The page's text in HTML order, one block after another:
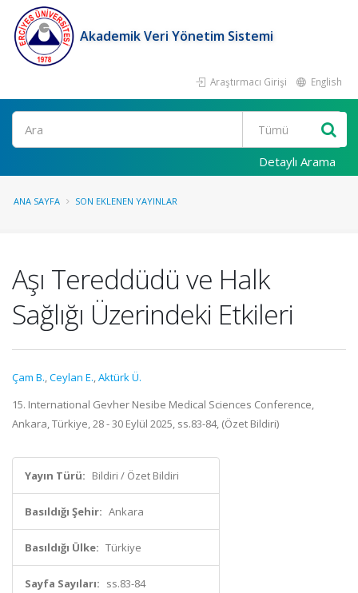
Akademik Veri Yönetim Sistemi
Araştırmacı Girişi English
Ara
Detaylı Arama
ANA SAYFA SON EKLENEN YAYINLAR
Aşı Tereddüdü ve Halk
Sağlığı Üzerindeki Etkileri
Çam B.,Ceylan E.,Aktürk Ü.
15. International Gevher Nesibe Medical Sciences Conference,
Ankara, Türkiye, 28 - 30 Eylül 2025, ss.83-84, (Özet Bildiri)
Yayın Türü: Bildiri / Özet Bildiri
Basıldığı Şehir: Ankara
Basıldığı Ülke: Türkiye
Sayfa Sayıları: ss.83-84